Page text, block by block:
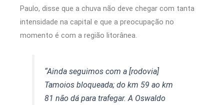
Paulo, disse que a chuva não deve chegar com tanta
intensidade na capital e que a preocupação no
momento é com a região litorânea.
“Ainda seguimos com a [rodovia]
Tamoios bloqueada; do km 59 ao km
81 não dá para trafegar. A Oswaldo